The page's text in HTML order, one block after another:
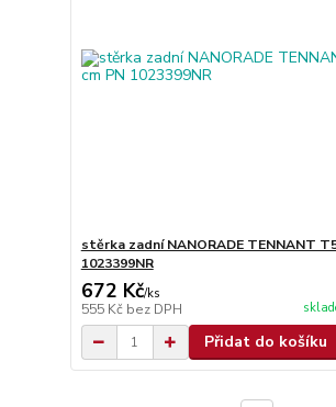
stěrka zadní NANORADE TENNANT
1023399NR
672 Kč/ks
555 Kč bez DPH
Přidat do košíku